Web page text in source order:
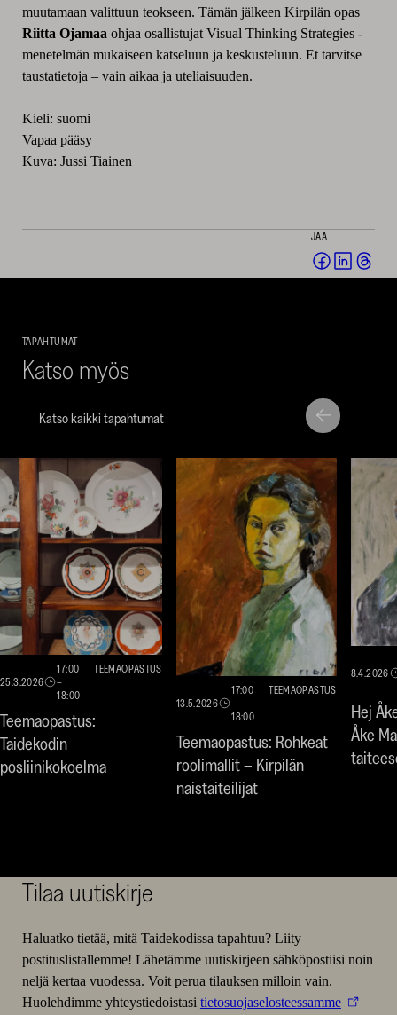
muutamaan valittuun teokseen. Tämän jälkeen Kirpilän opas
Riitta Ojamaa ohjaa osallistujat Visual Thinking Strategies -
menetelmän mukaiseen katseluun ja keskusteluun. Et tarvitse
taustatietoja – vain aikaa ja uteliaisuuden.
Kieli: suomi
Vapaa pääsy
Kuva: Jussi Tiainen
JAA
Jaa Jaa
TAPAHTUMAT
Katso myös
Katso kaikki tapahtumat
Siirry
seuraavaan
25.3.2026
17:00
–
18:00
TEEMAOPASTUS
Teemaopastus:
Taidekodin
posliinikokoelma
13.5.2026
17:00
–
18:00
TEEMAOPASTUS
Teemaopastus: Rohkeat
roolimallit – Kirpilän
naistaiteilijat
8.4.2026
Hej
Åke
Tilaa uutiskirje
Haluatko tietää, mitä Taidekodissa tapahtuu? Liity
postituslistallemme! Lähetämme uutiskirjeen sähköpostiisi noin
neljä kertaa vuodessa. Voit perua tilauksen milloin vain.
Huolehdimme yhteystiedoistasi tietosuojaselosteessamme